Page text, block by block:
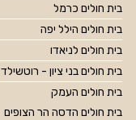
בית חולים כרמל
בית חולים הילל יפה
בית חולים לניאדו
בית חולים בני ציון - רוטשילד
בית חולים העמק
בית חולים הדסה הר הצופים